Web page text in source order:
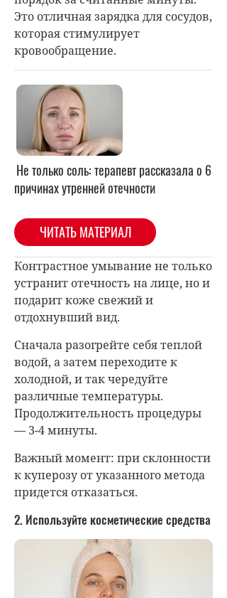
Это отличная зарядка для сосудов,
которая стимулирует
кровообращение.
Не только соль: терапевт рассказала о 6
причинах утренней отечности
ЧИТАТЬ МАТЕРИАЛ
Контрастное умывание не только
устранит отечность на лице, но и
подарит коже свежий и
отдохнувший вид.
Сначала разогрейте себя теплой
водой, а затем переходите к
холодной, и так чередуйте
различные температуры.
Продолжительность процедуры
— 3-4 минуты.
Важный момент: при склонности
к куперозу от указанного метода
придется отказаться.
2. Используйте косметические средства